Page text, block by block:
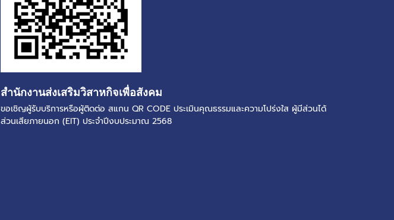
สำนักงานส่งเสริมวิสาหกิจเพื่อสังคม
ขอเชิญผู้รับบริการหรือผู้ติดต่อ สแกน QR CODE ประเมินคุณธรรมและความโปร่งใส ผู้มีส่วนได้
ส่วนเสียภายนอก (EIT) ประจำปีงบประมาณ 2568